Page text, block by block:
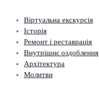
Віртуальна екскурсія
Історія
Ремонт і реставрація
Внутрішнє оздоблення
Архітектура
Молитви